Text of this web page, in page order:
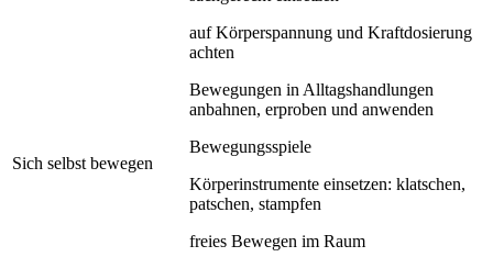
Sich selbst bewegen
auf Körperspannung und Kraftdosierung
achten
Bewegungen in Alltagshandlungen
anbahnen, erproben und anwenden
Bewegungsspiele
Körperinstrumente einsetzen: klatschen,
patschen, stampfen
freies Bewegen im Raum